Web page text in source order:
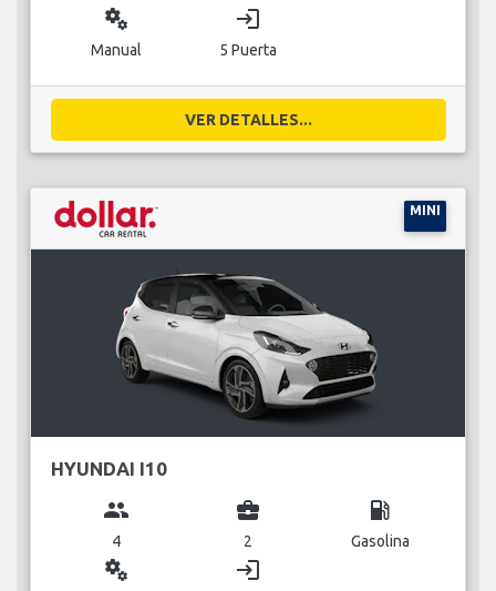
miscellaneous_services
Manual
login
5 Puerta
VER DETALLES...
MINI
HYUNDAI I10
group
4
business_center
2
local_gas_station
Gasolina
miscellaneous_services login